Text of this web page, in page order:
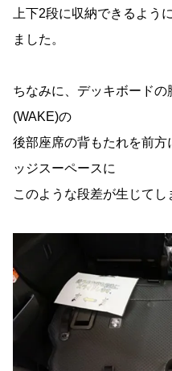
上下2段に収納できるよう
ました。
ちなみに、デッキボード
(WAKE)の
後部座席の背もたれを前
ッジスーペースに
このような段差が生じてし